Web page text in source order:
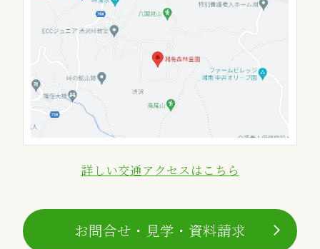
詳しい交通アクセスはこちら
お問合せ・見学・資料請求